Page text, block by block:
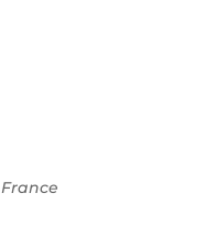
France